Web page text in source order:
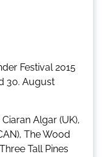
Festival 2015
30. August
Algar (UK),
The Wood
Tall Pines